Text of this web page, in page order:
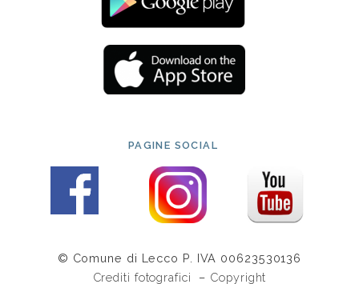
PAGINE SOCIAL
© Comune di Lecco P. IVA 00623530136
Crediti fotografici
– Copyright